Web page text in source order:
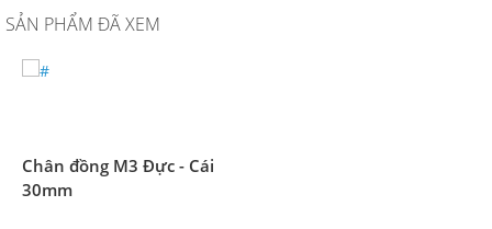
SẢN PHẨM ĐÃ XEM
Chân đồng M3 Đực - Cái
30mm